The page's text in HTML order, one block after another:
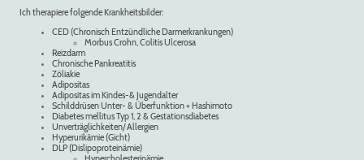
Ich therapiere folgende Krankheitsbilder:
CED (Chronisch Entzündliche Darmerkrankungen)
Morbus Crohn, Colitis Ulcerosa
Reizdarm
Chronische Pankreatitis
Zöliakie
Adipositas
Adipositas im Kindes-& Jugendalter
Schilddrüsen Unter- & Überfunktion + Hashimoto
Diabetes mellitus Typ 1, 2 & Gestationsdiabetes
Unverträglichkeiten/ Allergien
Hyperurikämie (Gicht)
DLP (Dislipoproteinämie)